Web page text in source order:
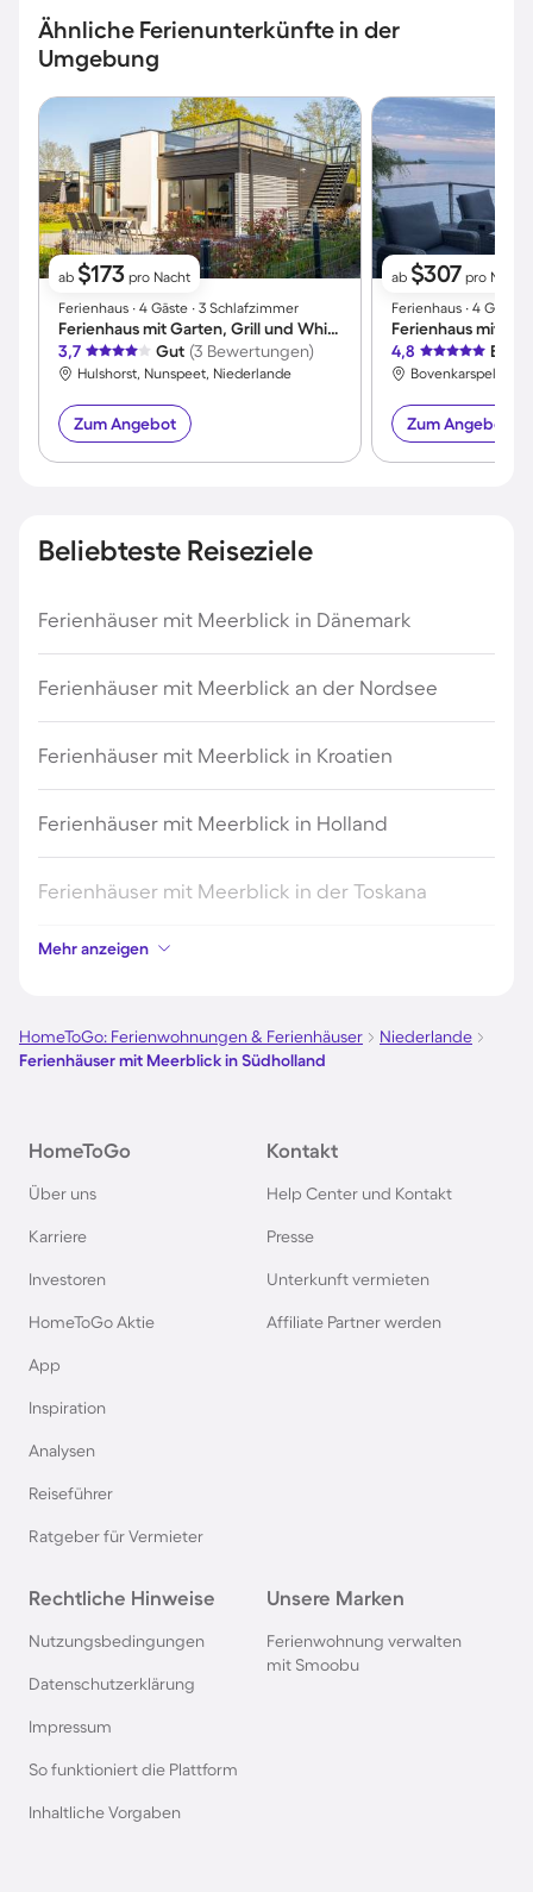
Ähnliche Ferienunterkünfte in der
Umgebung
ab $173 pro Nacht
Ferienhaus ∙ 4 Gäste ∙ 3 Schlafzimmer
Ferienhaus mit Garten, Grill und Whirlpool | Panoramablick
3,7
Gut (3 Bewertungen)
Hulshorst, Nunspeet, Niederlande
Zum Angebot
ab $307 pro Nacht
Ferienhaus ∙ 4 Gäste
4,8
Bovenkarspel,
Zum Angebot
Beliebteste Reiseziele
Ferienhäuser mit Meerblick in Dänemark
Ferienhäuser mit Meerblick an der Nordsee
Ferienhäuser mit Meerblick in Kroatien
Ferienhäuser mit Meerblick in Holland
Ferienhäuser mit Meerblick in der Toskana
Ferienhäuser mit Meerblick in der Bretagne
Ferienhäuser mit Meerblick in Portugal
Ferienhäuser mit Meerblick in Ligurien
Ferienhäuser mit Meerblick in Nordholland
Ferienhäuser mit Meerblick Flensburger Förde
Ferienhäuser mit Meerblick auf Madeira
Mehr anzeigen
HomeToGo: Ferienwohnungen & Ferienhäuser
Niederlande
Ferienhäuser mit Meerblick in Südholland
HomeToGo
Über uns
Karriere
Investoren
HomeToGo Aktie
App
Inspiration
Analysen
Reiseführer
Ratgeber für Vermieter
Kontakt
Help Center und Kontakt
Presse
Unterkunft vermieten
Affiliate Partner werden
Rechtliche Hinweise
Nutzungsbedingungen
Datenschutzerklärung
Impressum
So funktioniert die Plattform
Inhaltliche Vorgaben
Unsere Marken
Ferienwohnung verwalten
mit Smoobu